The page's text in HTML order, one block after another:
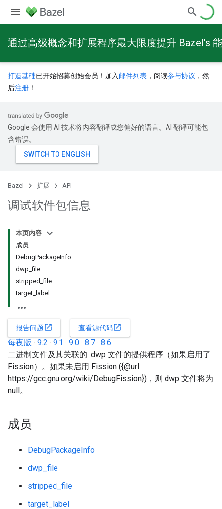
通过高级概念和扩展程序最大限度提升 Bazel’s
打造基础已开始招募创始会员！加入 邮件列表 ，阅读参与协议 ，然
后注册 ！
Google 会使用 AI 技术将内容翻译成您偏好的语言。AI 翻译可能包
含错误。
Bazel 扩展 API
调试软件包信息
本页内容
成员
DebugPackageInfo
dwp_file
stripped_file
target_label
报告问题open_in_new 查看源代码open_in_new
每夜版 · 9.2 · 9.1 · 9.0 · 8.7 · 8.6
二进制文件及其关联的 .dwp 文件的提供程序（如果启用了
Fission）。如果未启用 Fission ({@url
https://gcc.gnu.org/wiki/DebugFission})，则 dwp 文件将为
null。
成员
DebugPackageInfo
dwp_file
stripped_file
target_label